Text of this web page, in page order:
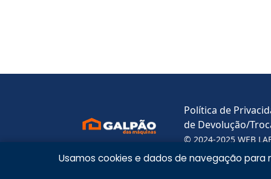
Política de
de Devolução/
© 2024-2025 WEB
Centro, Sala 4,
Usamos cookies e dados de navegação